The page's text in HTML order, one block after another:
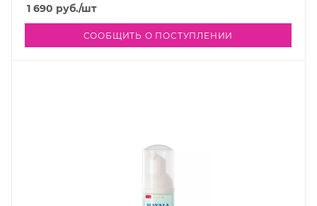
1 690 руб./шт
СООБЩИТЬ О ПОСТУПЛЕНИИ